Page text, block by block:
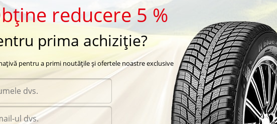
?
185/
65R15
reducere 5 %
prima achiziție?
pentru a primi noutățile și ofertele noastre exclusive